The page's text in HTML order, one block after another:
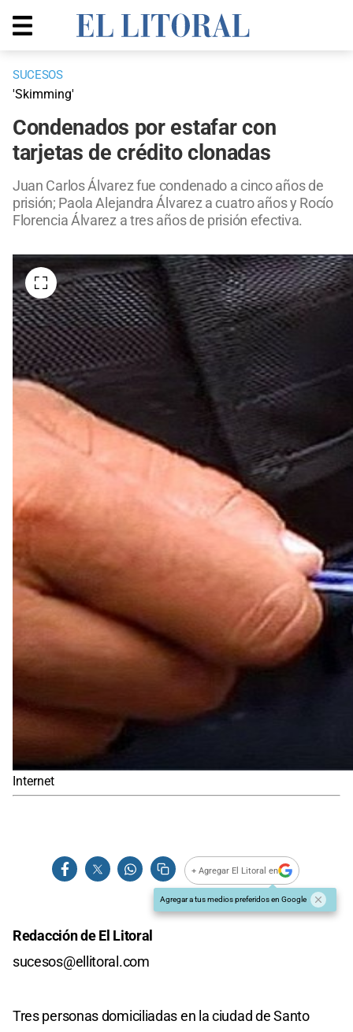
SUCESOS
'Skimming'
Condenados por estafar con
tarjetas de crédito clonadas
Juan Carlos Álvarez fue condenado a cinco años de
prisión; Paola Alejandra Álvarez a cuatro años y Rocío
Florencia Álvarez a tres años de prisión efectiva.
Internet
+ Agregar El Litoral en
Agregar a tus medios preferidos en Google
Redacción de El Litoral
sucesos@ellitoral.com
Tres personas domiciliadas en la ciudad de Santo